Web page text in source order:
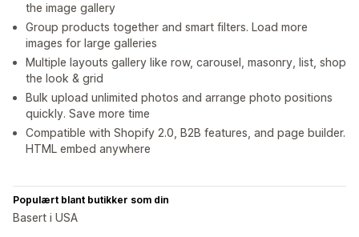
the image gallery
Group products together and smart filters. Load more
images for large galleries
Multiple layouts gallery like row, carousel, masonry, list, shop
the look & grid
Bulk upload unlimited photos and arrange photo positions
quickly. Save more time
Compatible with Shopify 2.0, B2B features, and page builder.
HTML embed anywhere
Populært blant butikker som din
Basert i USA